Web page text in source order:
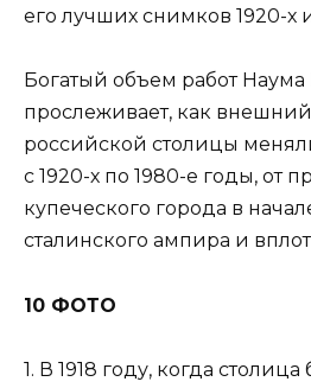
его лучших снимков 1920-х
Богатый объем работ Наума
прослеживает, как
российской столицы
с 1920-х по 1980-е годы, от
купеческого города в
сталинского ампира и
10 ФОТО
1. В 1918 году, когда